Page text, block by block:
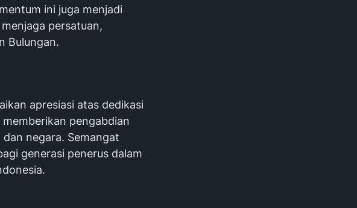
ini juga menjadi
persatuan,
Bulungan.
apresiasi atas dedikasi
pengabdian
negara. Semangat
generasi penerus dalam